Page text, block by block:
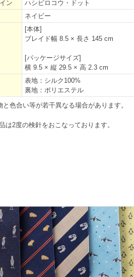
ン
ハシビロコウ・ドット
ネイビー
[本体]
ブレイド幅 8.5 × 長さ 145 cm
[パッケージサイズ]
横 9.5 × 縦 29.5 × 高 2.3 cm
表地：シルク100%
裏地：ポリエステル
色合い等が若干異なる場合があります。
は2度の検針をおこなっております。